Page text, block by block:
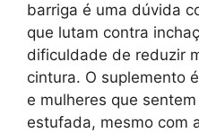
barriga é uma dúvida
que lutam contra
dificuldade de reduzir
cintura. O suplemento
e mulheres que
estufada, mesmo com